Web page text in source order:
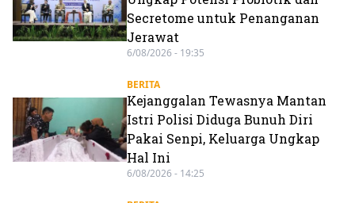
Secretome untuk Penanganan
Jerawat
6/08/2026 - 19:35
BERITA
Kejanggalan Tewasnya Mantan
Istri Polisi Diduga Bunuh Diri
Pakai Senpi, Keluarga Ungkap
Hal Ini
6/08/2026 - 14:25